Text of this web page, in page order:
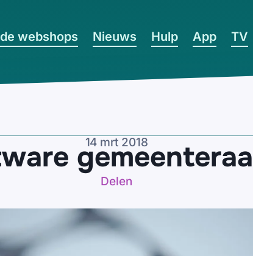
webshops Nieuws Hulp App TV
14 mrt 2018
Delen